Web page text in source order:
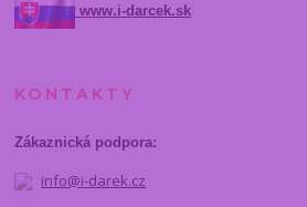
www.i-darcek.sk
KONTAKTY
Zákaznická podpora:
info@i-darek.cz